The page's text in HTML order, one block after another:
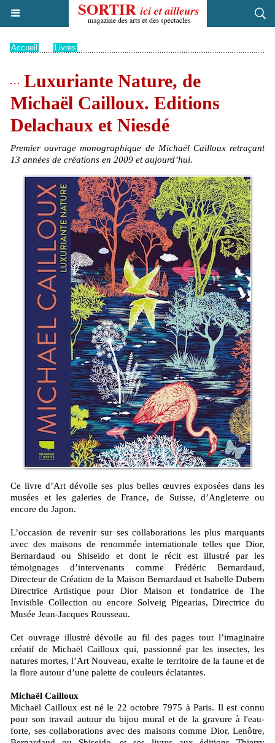
Accueil Livres
Luxuriante Nature, de
Michaël Cailloux. Editions
Delachaux et Niesdé
Premier ouvrage monographique de Michaël Cailloux retraçant
13 années de créations en 2009 et aujourd’hui.
Ce livre d’Art dévoile ses plus belles œuvres exposées dans les
musées et les galeries de France, de Suisse, d’Angleterre ou
encore du Japon.
L’occasion de revenir sur ses collaborations les plus marquants
avec des maisons de renommée internationale telles que Dior,
Bernardaud ou Shiseido et dont le récit est illustré par les
témoignages d’intervenants comme Frédéric Bernardaud,
Directeur de Création de la Maison Bernardaud et Isabelle Dubern
Directrice Artistique pour Dior Maison et fondatrice de The
Invisible Collection ou encore Solveig Pigearias, Directrice du
Musée Jean-Jacques Rousseau.
Cet ouvrage illustré dévoile au fil des pages tout l’imaginaire
créatif de Michaël Cailloux qui, passionné par les insectes, les
natures mortes, l’Art Nouveau, exalte le territoire de la faune et de
la flore autour d’une palette de couleurs éclatantes.
Michaël Cailloux
Michaël Cailloux est né le 22 octobre 7975 à Paris. Il est connu
pour son travail autour du bijou mural et de la gravure à l'eau-
forte, ses collaborations avec des maisons comme Dior, Lenôtre,